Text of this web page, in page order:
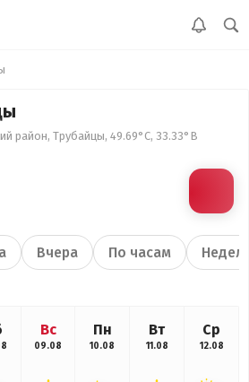
район, Трубайцы, 49.69°С, 33.33°В
Вчера По часам
Вс
09.08
Пн
10.08
Вт
11.08
Ср
12.08